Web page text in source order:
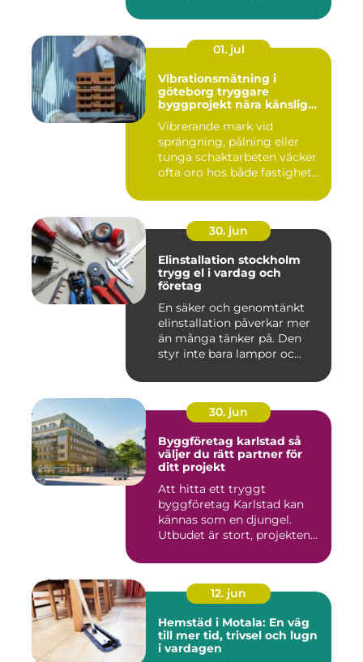
01. jul
Vibrationsmätning i
göteborg tryggare
byggprojekt nära känsliga
Vibrerande mark vid
sprängning, pålning eller
tunga schaktarbeten väcker
ofta oro hos både fastighet...
30. jun
Elinstallation stockholm
trygg el i vardag och
företag
En säker och genomtänkt
elinstallation påverkar mer
än många tänker på. Den
styr inte bara lampor oc...
30. jun
Byggföretag karlstad så
väljer du rätt partner för
ditt projekt
Att hitta ett tryggt
byggföretag Karlstad kan
kännas som en djungel.
Utbudet är stort, projekten
12. jun
Hemstäd i Motala: En väg
till mer tid, trivsel och lugn
i vardagen